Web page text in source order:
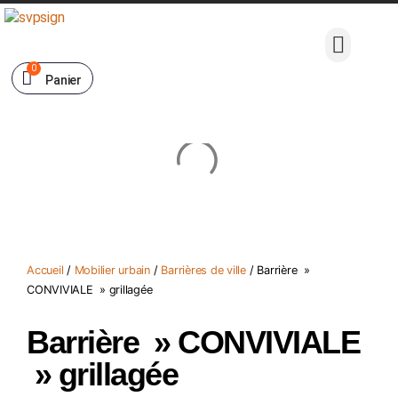
Panier
0
Accueil / Mobilier urbain / Barrières de ville/ Barrière »
CONVIVIALE » grillagée
Barrière » CONVIVIALE
» grillagée